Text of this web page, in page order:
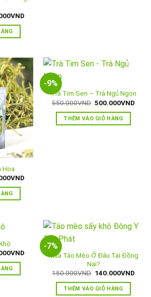
VND
Hoa
VND
-9%
Trà Tim Sen – Trà Ngủ Ngon
550.000VND Giá
là:
550.000VND.
500.000VND
THÊM VÀO GIỎ HÀNG
VND
-7%
Mua Táo Mèo Ở Đâu Tại Đồng
Nai?
150.000VND Giá
là:
150.000VND.
140.000VND
THÊM VÀO GIỎ HÀNG